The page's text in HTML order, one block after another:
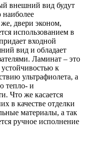
внешний вид будут
наиболее
двери эконом,
использованием в
входной
вид и обладает
Ламинат – это
к
ультрафиолета, а
тепло- и
Что же касается
в качестве отделки
материалы, а так
ручное исполнение